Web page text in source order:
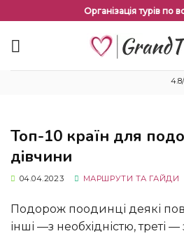
змісту
Організація турів по
Топ-10 країн для подорожі самотньої
дівчини
04.04.2023 МАРШРУТИ ТА ГАЙДИ
подорож поодинці деякі пов’язують з безвиході,
інші —з необхідністю, треті —